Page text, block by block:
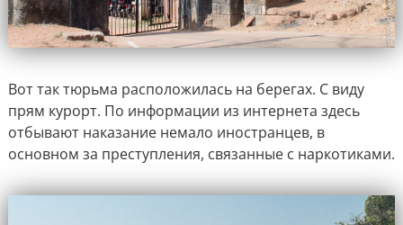
Вот так тюрьма расположилась на берегах. С виду
прям курорт. По информации из интернета здесь
отбывают наказание немало иностранцев, в
основном за преступления, связанные с наркотиками.